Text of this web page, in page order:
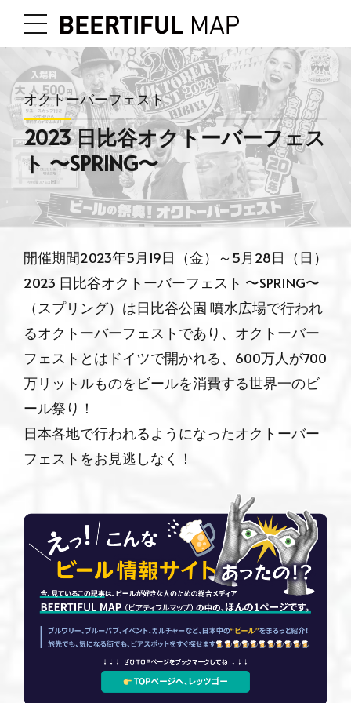
オクトーバーフェスト
2023 日比谷オクトーバーフェス
ト 〜SPRING〜
開催期間2023年5月19日（金）～5月28日（日）
2023 日比谷オクトーバーフェスト 〜SPRING〜
（スプリング）は日比谷公園 噴水広場で行われ
るオクトーバーフェストであり、オクトーバー
フェストとはドイツで開かれる、600万人が700
万リットルものをビールを消費する世界一のビ
ール祭り！
日本各地で行われるようになったオクトーバー
フェストをお見逃しなく！